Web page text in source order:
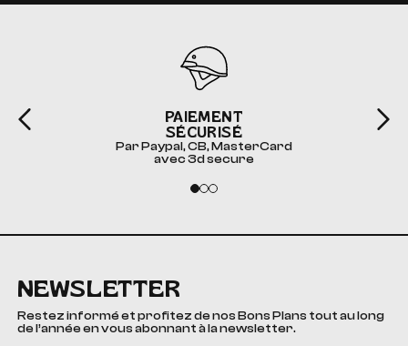
PAIEMENT
SÉCURISÉ
Par Paypal, CB, MasterCard
avec 3d secure
NEWSLETTER
Restez informé et profitez de nos Bons Plans tout au long
de l’année en vous abonnant à la newsletter.